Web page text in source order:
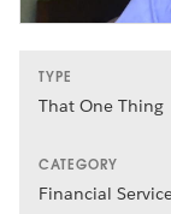
TYPE
That One Thing
CATEGORY
Financial